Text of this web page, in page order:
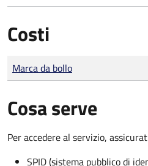
Costi
Tipo di pagamento
Importo
Marca da bollo
Cosa serve
Per accedere al servizio,
SPID (sistema pubblico di